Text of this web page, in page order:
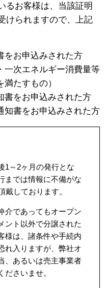
るお客様は、当該証明
けられますので、上記
をお申込みされた方
一次エネルギー消費量等
たすもの）
書をお申込みされた方
知書をお申込みされた方
1～2ヶ月の発行とな
までは情報に不備がな
戴しております。
介であってもオープン
ント以外で分譲された
様は、諸条件や手続内
れ入りますが、弊社オ
、あるいは売主事業者
さいませ。